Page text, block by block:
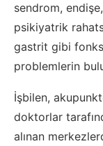
sendrom,
psikiyatrik
gastrit gibi
problemlerin
İşbilen,
doktorlar
alınan